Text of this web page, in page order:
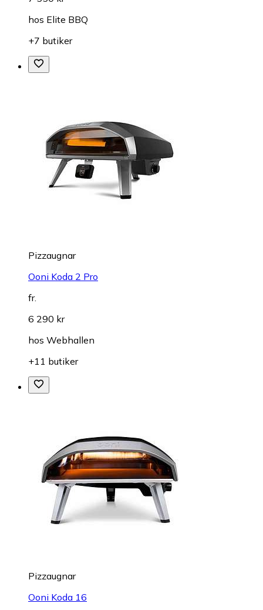
hos Elite BBQ
+7 butiker
Pizzaugnar
Ooni Koda 2 Pro
fr.
6 290 kr
hos Webhallen
+11 butiker
Pizzaugnar
Ooni Koda 16